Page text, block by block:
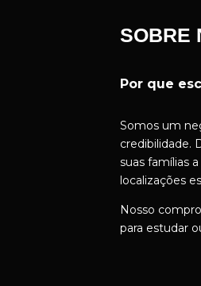
SOBRE
Por que
Somos um
credibilidade.
suas famílias
localizações
Nosso
para estudar